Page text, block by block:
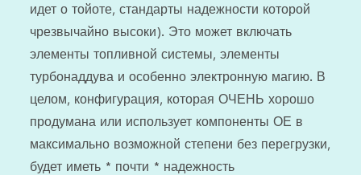
идет о тойоте, стандарты надежности которой
чрезвычайно высоки). Это может включать
элементы топливной системы, элементы
турбонаддува и особенно электронную магию. В
целом, конфигурация, которая ОЧЕНЬ хорошо
продумана или использует компоненты ОЕ в
максимально возможной степени без перегрузки,
будет иметь * почти * надежность